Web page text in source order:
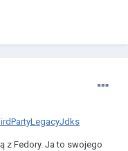
z Fedory. Ja to swojego